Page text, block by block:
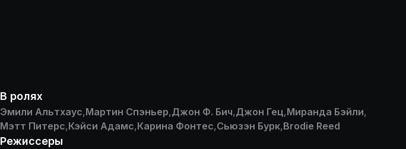
В ролях
Эмили Альтхаус,Мартин Спэньер,Джон Ф. Бич,Джон Гец,Миранда Бэйли,
Мэтт Питерс,Кэйси Адамс,Карина Фонтес,Сьюзэн Бурк,Brodie Reed
Режиссеры